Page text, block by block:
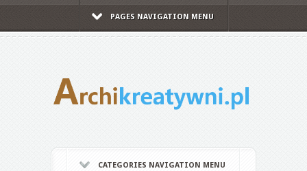
PAGES NAVIGATION MENU
CATEGORIES NAVIGATION MENU